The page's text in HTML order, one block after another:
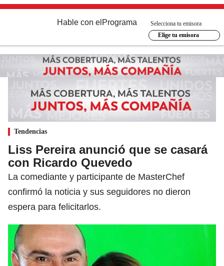
Hable con el Programa
Selecciona tu emisora
Elige tu emisora
Tendencias
Liss Pereira anunció que se casará
con Ricardo Quevedo
La comediante y participante de MasterChef
confirmó la noticia y sus seguidores no dieron
espera para felicitarlos.